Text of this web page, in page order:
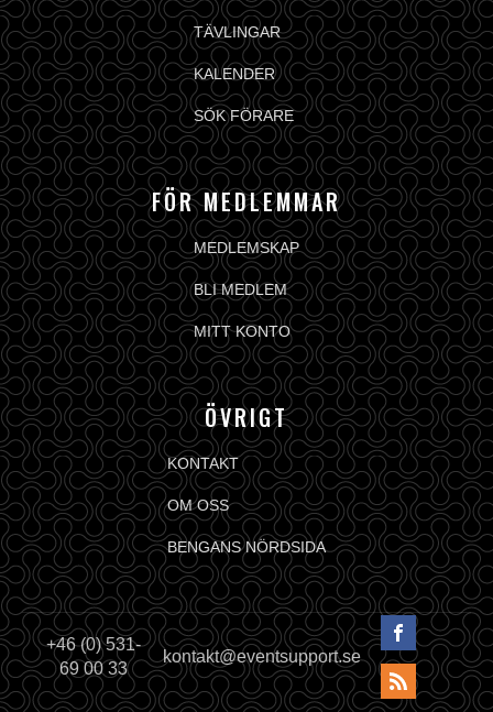
TÄVLINGAR
KALENDER
SÖK FÖRARE
FÖR MEDLEMMAR
MEDLEMSKAP
BLI MEDLEM
MITT KONTO
ÖVRIGT
KONTAKT
OM OSS
BENGANS NÖRDSIDA
+46 (0) 531-
69 00 33
kontakt@eventsupport.se